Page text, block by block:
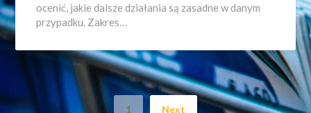
ocenić, jakie dalsze działania są zasadne w danym
przypadku. Zakres…
1 Next